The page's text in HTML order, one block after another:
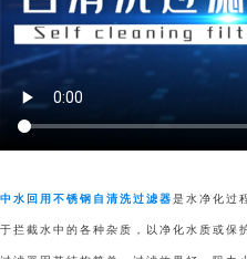
中水回用不锈钢自清洗过滤器是水净化过
于拦截水中的各种杂质，以净化水质或保